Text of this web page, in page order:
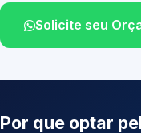
Solicite seu
Por que optar